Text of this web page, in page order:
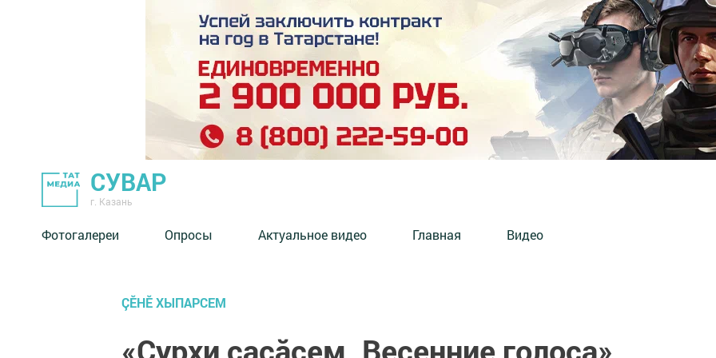
СУВАР
г. Казань
Фотогалереи Опросы Актуальное видео Главная Видео
ÇӖНӖ ХЫПАРСЕМ
«Çурхи сасăсем. Весенние голоса»